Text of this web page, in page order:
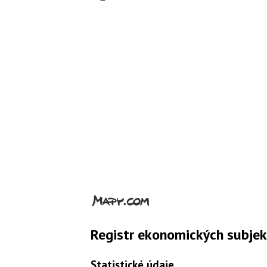
Registr ekonomických